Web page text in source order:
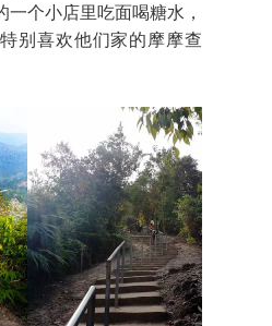
个小店里吃面喝糖水，
别喜欢他们家的摩摩查